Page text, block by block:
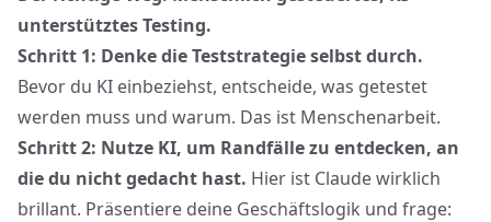
unterstütztes Testing.
Schritt 1: Denke die Teststrategie selbst durch.
Bevor du KI einbeziehst, entscheide, was getestet
werden muss und warum. Das ist Menschenarbeit.
Schritt 2: Nutze KI, um Randfälle zu entdecken, an
die du nicht gedacht hast. Hier ist Claude wirklich
brillant. Präsentiere deine Geschäftslogik und frage: